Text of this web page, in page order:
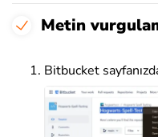
Metin
Bitbucket